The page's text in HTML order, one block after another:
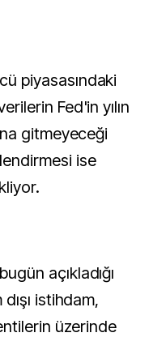
piyasasındaki
Fed'in yılın
gitmeyeceği
ise
açıkladığı
istihdam,
üzerinde